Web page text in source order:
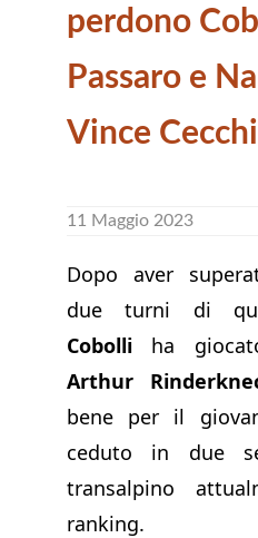
perdono
Passaro e
Vince
11 Maggio 2023
Dopo aver
due turni di
Cobolli ha
Arthur
bene per il
ceduto in due
transalpino
ranking.